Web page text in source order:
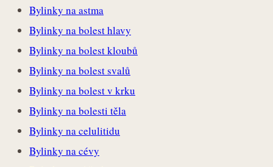
Bylinky na astma
Bylinky na bolest hlavy
Bylinky na bolest kloubů
Bylinky na bolest svalů
Bylinky na bolest v krku
Bylinky na bolesti těla
Bylinky na celulitidu
Bylinky na cévy